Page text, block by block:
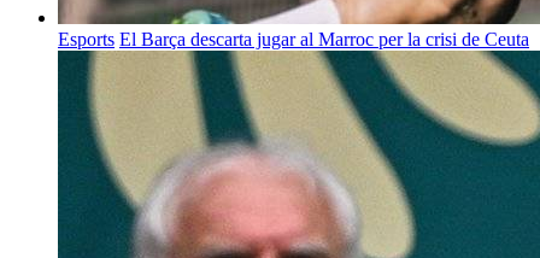
Esports El Barça descarta jugar al Marroc per la crisi de Ceuta